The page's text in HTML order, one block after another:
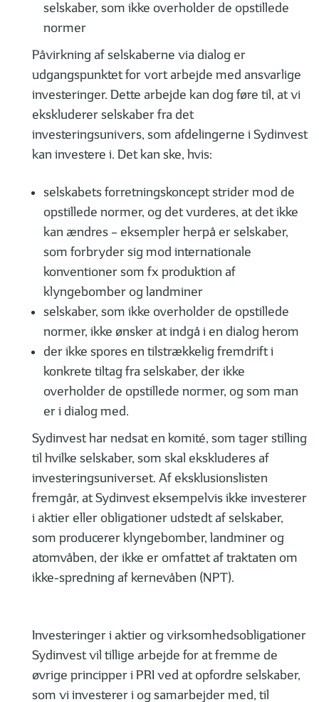
selskaber, som ikke overholder de opstillede
normer
Påvirkning af selskaberne via dialog er
udgangspunktet for vort arbejde med ansvarlige
investeringer. Dette arbejde kan dog føre til, at vi
ekskluderer selskaber fra det
investeringsunivers, som afdelingerne i Sydinvest
kan investere i. Det kan ske, hvis:
selskabets forretningskoncept strider mod de
opstillede normer, og det vurderes, at det ikke
kan ændres – eksempler herpå er selskaber,
som forbryder sig mod internationale
konventioner som fx produktion af
klyngebomber og landminer
selskaber, som ikke overholder de opstillede
normer, ikke ønsker at indgå i en dialog herom
der ikke spores en tilstrækkelig fremdrift i
konkrete tiltag fra selskaber, der ikke
overholder de opstillede normer, og som man
er i dialog med.
Sydinvest har nedsat en komité, som tager stilling
til hvilke selskaber, som skal ekskluderes af
investeringsuniverset. Af eksklusionslisten
fremgår, at Sydinvest eksempelvis ikke investerer
i aktier eller obligationer udstedt af selskaber,
som producerer klyngebomber, landminer og
atomvåben, der ikke er omfattet af traktaten om
ikke-spredning af kernevåben (NPT).
Investeringer i aktier og virksomhedsobligationer
Sydinvest vil tillige arbejde for at fremme de
øvrige principper i PRI ved at opfordre selskaber,
som vi investerer i og samarbejder med, til